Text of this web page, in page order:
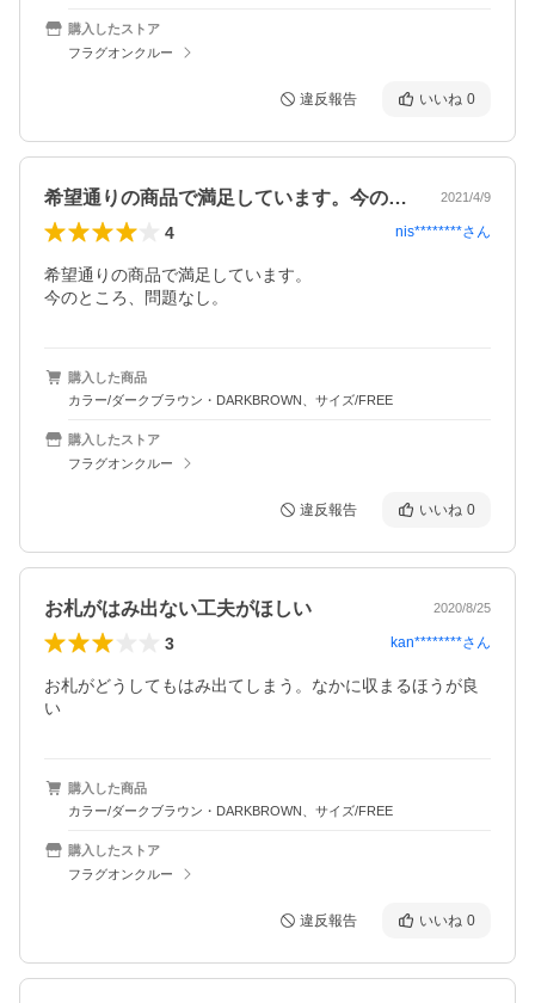
購入したストア
フラグオンクルー
違反報告 いいね 0
希望通りの商品で満足しています。今のと… 2021/4/9
4 nis********さん
希望通りの商品で満足しています。
今のところ、問題なし。
購入した商品
カラー/ダークブラウン・DARKBROWN、サイズ/FREE
購入したストア
フラグオンクルー
違反報告 いいね 0
お札がはみ出ない工夫がほしい 2020/8/25
3 kan********さん
お札がどうしてもはみ出てしまう。なかに収まるほうが良
い
購入した商品
カラー/ダークブラウン・DARKBROWN、サイズ/FREE
購入したストア
フラグオンクルー
違反報告 いいね 0